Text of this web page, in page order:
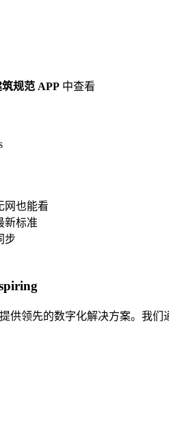
筑规范 APP 中查看
网也能看
新标准
步
供领先的数字化解决方案。我